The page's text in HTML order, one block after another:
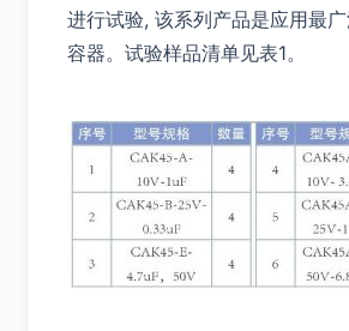
进行试验, 该系列产品是应用最
容器。试验样品清单见表1。